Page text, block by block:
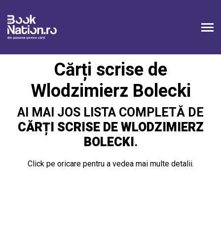
Cărți scrise de
Wlodzimierz Bolecki
AI MAI JOS LISTA COMPLETĂ DE
CĂRȚI SCRISE DE WLODZIMIERZ
BOLECKI.
Click pe oricare pentru a vedea mai multe detalii.